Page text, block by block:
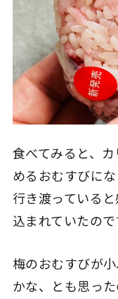
食べてみると、
めるおむすびに
行き渡っている
込まれていたので
梅のおむすびが
かな、とも思っ